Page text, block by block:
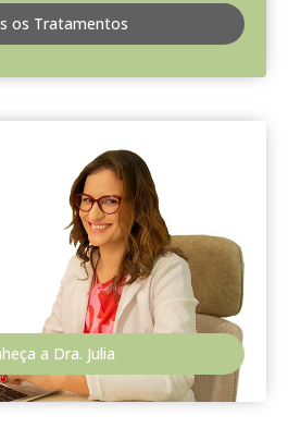
os Tratamentos
a Dra. Julia